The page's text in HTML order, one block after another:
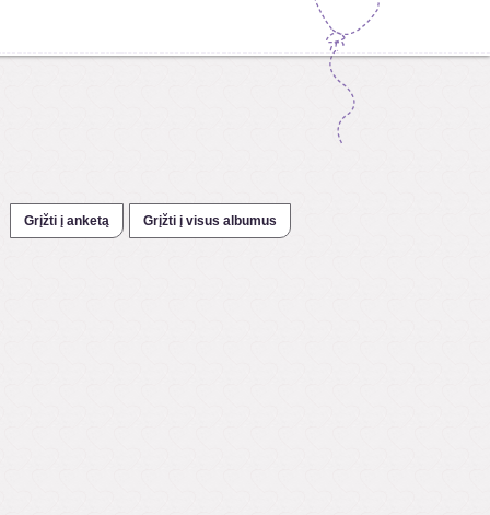
Grįžti į anketą Grįžti į visus albumus